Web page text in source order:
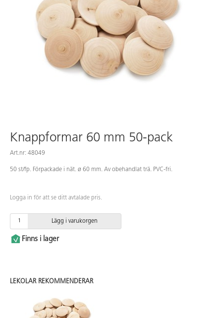
Hitta din säljare
Knappformar 60 mm 50-pack
Art.nr: 48049
50 st/fp. Förpackade i nät. ø 60 mm. Av obehandlat trä. PVC-fri.
Logga in för att se ditt avtalade pris.
Lägg i varukorgen
Finns i lager
LEKOLAR REKOMMENDERAR